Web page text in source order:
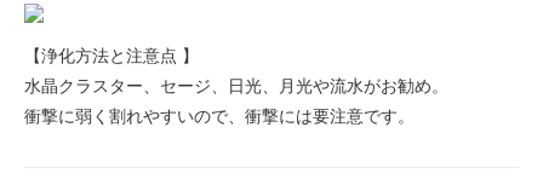
【浄化方法と注意点 】
水晶クラスター、セージ、日光、月光や流水がお勧め。
衝撃に弱く割れやすいので、衝撃には要注意です。